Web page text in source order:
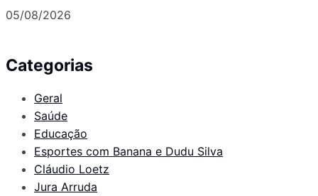
05/08/2026
Categorias
Geral
Saúde
Educação
Esportes com Banana e Dudu Silva
Cláudio Loetz
Jura Arruda